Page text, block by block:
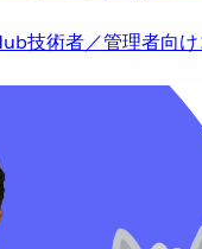
技術者／管理者向